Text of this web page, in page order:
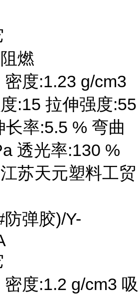
燃
度:1.23 g/cm3
:15 拉伸强度:55
率:5.5 % 弯曲
透光率:130 %
苏天元塑料工贸
弹胶)/Y-
度:1.2 g/cm3 吸